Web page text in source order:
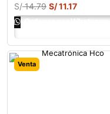
S/14.79 S/11.17
Ordenar por Whatsapp
Venta